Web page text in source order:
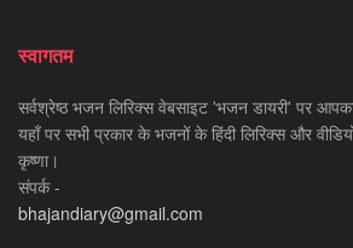
स्वागतम
सर्वश्रेष्ठ भजन लिरिक्स वेबसाइट 'भजन डायरी' पर
यहाँ पर सभी प्रकार के भजनों के हिंदी लिरिक्स और
कृष्णा।
संपर्क -
bhajandiary@gmail.com